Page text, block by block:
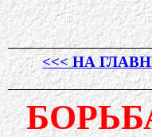
<<< НА